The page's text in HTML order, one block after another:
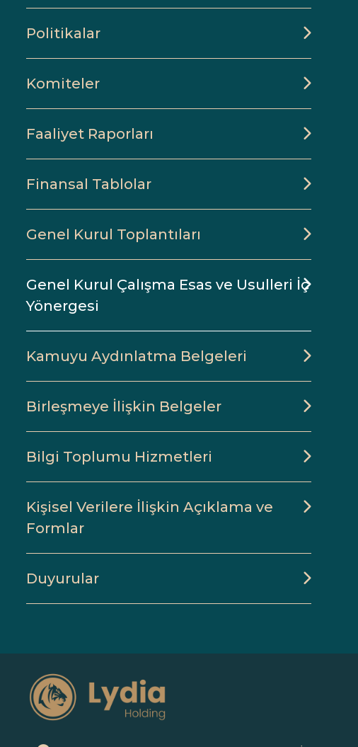
Politikalar
Komiteler
Faaliyet Raporları
Finansal Tablolar
Genel Kurul Toplantıları
Genel Kurul Çalışma Esas ve Usulleri İç
Yönergesi
Kamuyu Aydınlatma Belgeleri
Birleşmeye İlişkin Belgeler
Bilgi Toplumu Hizmetleri
Kişisel Verilere İlişkin Açıklama ve
Formlar
Duyurular